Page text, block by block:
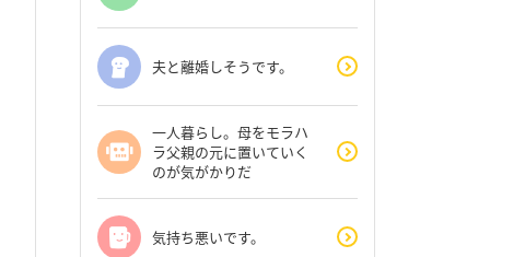
夫と離婚しそうです。
一人暮らし。母をモラハ
ラ父親の元に置いていく
のが気がかりだ
気持ち悪いです。